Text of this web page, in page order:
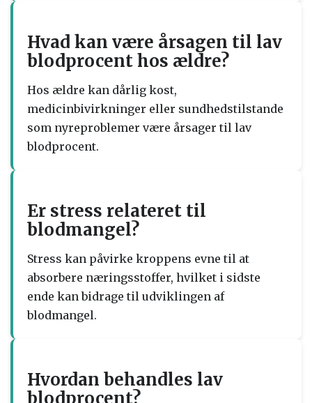
Hvad kan være årsagen til lav
blodprocent hos ældre?
Hos ældre kan dårlig kost,
medicinbivirkninger eller sundhedstilstande
som nyreproblemer være årsager til lav
blodprocent.
Er stress relateret til
blodmangel?
Stress kan påvirke kroppens evne til at
absorbere næringsstoffer, hvilket i sidste
ende kan bidrage til udviklingen af
blodmangel.
Hvordan behandles lav
blodprocent?